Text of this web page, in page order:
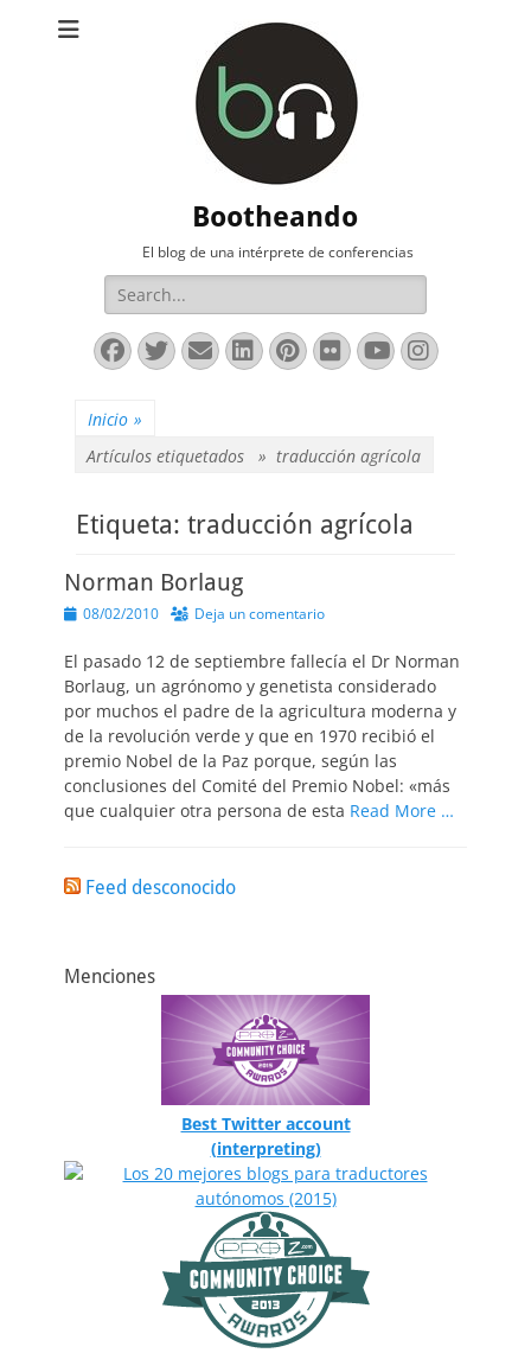
Bootheando
El blog de una intérprete de conferencias
Buscar:
Facebook
Twitter
Correo
electrónico
LinkedIn
Pinterest
FlickrYouTube
Inicio »
Artículos etiquetados » traducción agrícola
Etiqueta: traducción agrícola
Norman Borlaug
Publicado
08/02/2010 Deja un comentario
El pasado 12 de septiembre fallecía el Dr Norman
Borlaug, un agrónomo y genetista considerado
por muchos el padre de la agricultura moderna y
de la revolución verde y que en 1970 recibió el
premio Nobel de la Paz porque, según las
conclusiones del Comité del Premio Nobel: «más
que cualquier otra persona de esta Read More …
Feed desconocido
Menciones
Best Twitter account
(interpreting)